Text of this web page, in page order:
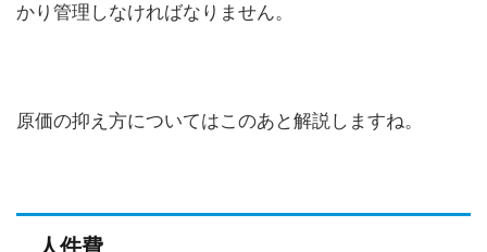
かり管理しなければなりません。
原価の抑え方についてはこのあと解説しますね。